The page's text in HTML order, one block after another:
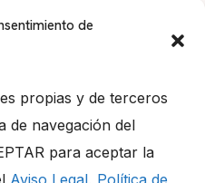
de
propias y de terceros
de navegación del
para aceptar la
Aviso Legal, Política de